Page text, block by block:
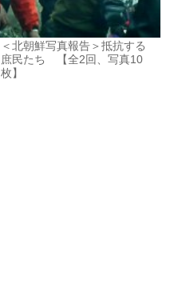
＜北朝鮮写真報告＞抵抗する
庶民たち 【全2回、写真10
枚】